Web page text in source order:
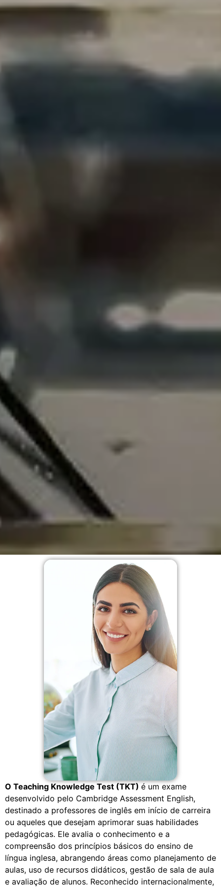
O Teaching Knowledge Test (TKT) é um exame
desenvolvido pelo Cambridge Assessment English,
destinado a professores de inglês em início de carreira
ou aqueles que desejam aprimorar suas habilidades
pedagógicas. Ele avalia o conhecimento e a
compreensão dos princípios básicos do ensino de
língua inglesa, abrangendo áreas como planejamento de
aulas, uso de recursos didáticos, gestão de sala de aula
e avaliação de alunos. Reconhecido internacionalmente,